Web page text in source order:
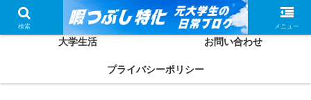
ホーム かしわってどんな人？
大学生活 お問い合わせ
プライバシーポリシー
検索 メニュー